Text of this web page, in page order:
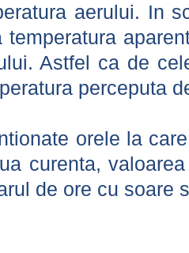
aerului. In
temperatura
Astfel ca de
perceputa
orele la
curenta,
de ore cu soare